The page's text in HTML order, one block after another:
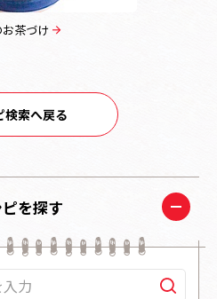
を探す
茶づけ
検索へ戻る